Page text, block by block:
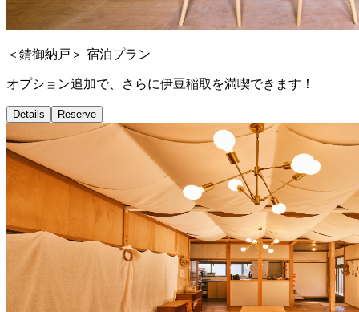
＜錆御納戸＞ 宿泊プラン
オプション追加で、さらに伊豆稲取を満喫できます！
Details Reserve